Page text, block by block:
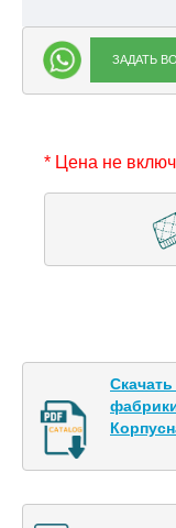
ЗАДАТЬ
* Цена не